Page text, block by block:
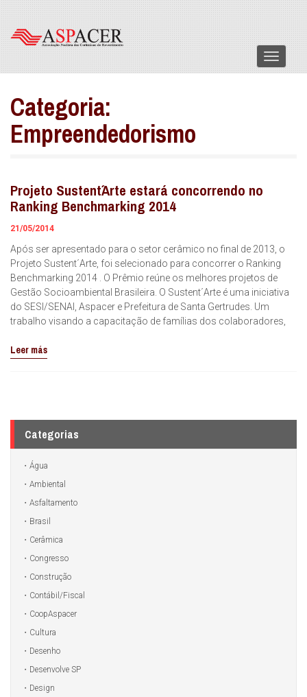
Menu
Categoria:
Empreendedorismo
Projeto Sustent´Arte estará concorrendo no
Ranking Benchmarking 2014
21/05/2014
Após ser apresentado para o setor cerâmico no final de 2013, o
Projeto Sustent´Arte, foi selecionado para concorrer o Ranking
Benchmarking 2014 . O Prêmio reúne os melhores projetos de
Gestão Socioambiental Brasileira. O Sustent´Arte é uma iniciativa
do SESI/SENAI, Aspacer e Prefeitura de Santa Gertrudes. Um
trabalho visando a capacitação de famílias dos colaboradores,
Leer más
Categorias
Água
Ambiental
Asfaltamento
Brasil
Cerâmica
Congresso
Construção
Contábil/Fiscal
CoopAspacer
Cultura
Desenho
Desenvolve SP
Design